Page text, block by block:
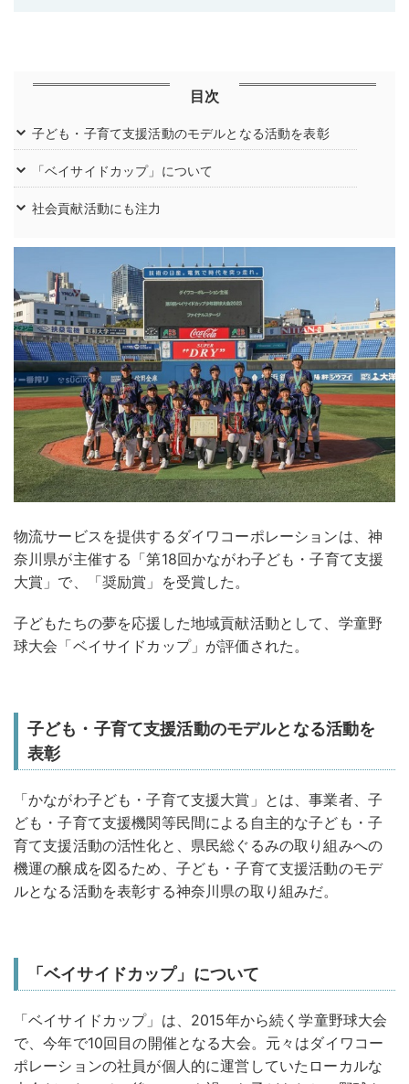
目次
子ども・子育て支援活動のモデルとなる活動を表彰
「ベイサイドカップ」について
社会貢献活動にも注力
物流サービスを提供するダイワコーポレーションは、神
奈川県が主催する「第18回かながわ子ども・子育て支援
大賞」で、「奨励賞」を受賞した。
子どもたちの夢を応援した地域貢献活動として、学童野
球大会「ベイサイドカップ」が評価された。
子ども・子育て支援活動のモデルとなる活動を
表彰
「かながわ子ども・子育て支援大賞」とは、事業者、子
ども・子育て支援機関等民間による自主的な子ども・子
育て支援活動の活性化と、県民総ぐるみの取り組みへの
機運の醸成を図るため、子ども・子育て支援活動のモデ
ルとなる活動を表彰する神奈川県の取り組みだ。
「ベイサイドカップ」について
「ベイサイドカップ」は、2015年から続く学童野球大会
で、今年で10回目の開催となる大会。元々はダイワコー
ポレーションの社員が個人的に運営していたローカルな